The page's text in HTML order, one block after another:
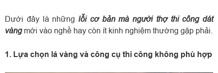
Dưới đây là những lỗi cơ bản mà người thợ thi công dát
vàngmới vào nghề hay còn ít kinh nghiệm thường gặp phải.
1. Lựa chọn lá vàng và công cụ thi công không phù hợp